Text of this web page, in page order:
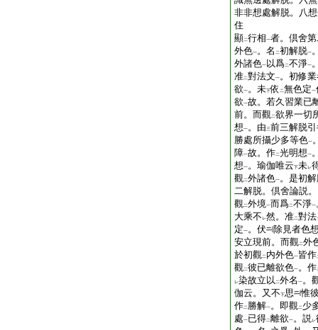
非非想處解脱。八
住
顯二行相一者。倶舍
外色一。名 二初解脱一
外諸色一 以爲二不淨一
准二對法文一。初修
欲一。未下依 二無色定一
欲一故。若久習業已
前。而觀二欲界一切
想一。由三前三解脱引
勝處所攝少多等色一
障一故。作二光明想一
想一。瑜伽唯云下未レ
觀二外諸色一。是初
二解脱。倶舍論説
觀二外境一而爲二不淨一
大乘不 レ然。准二對法
定一。伏
除見者色
安立現前。而觀二外
於初觀二 内外色一皆作
觀二彼已離欲色一。作
レ染故立以 二外名 一。
伽云。又不下思
惟
作二 勝解一。即觀二 少
處一已得二離欲一。説レ